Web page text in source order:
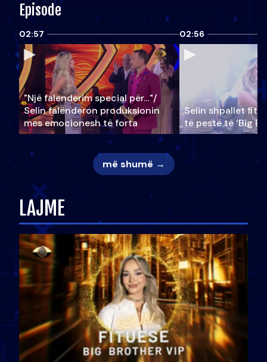
Episode
02:57
"Një falenderim special për…"/
Selin falënderon produksionin
mes emocionesh të forta
02:56
Selin shpallet
të pestë të ‘Big
më shumë →
LAJME